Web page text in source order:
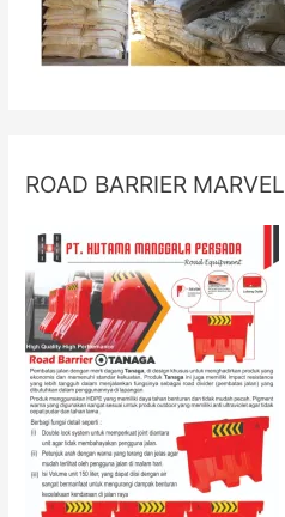
ROAD BARRIER MARVEL